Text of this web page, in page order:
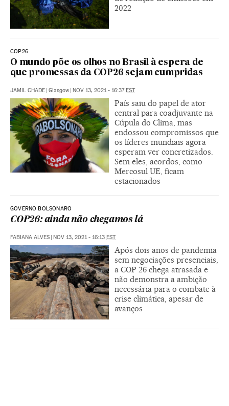
2022
COP26
O mundo põe os olhos no Brasil à espera de
que promessas da COP26 sejam cumpridas
JAMIL CHADE | Glasgow | NOV 13, 2021 - 16:37EST
País saiu do papel de ator
central para coadjuvante na
Cúpula do Clima, mas
endossou compromissos que
os líderes mundiais agora
esperam ver concretizados.
Sem eles, acordos, como
Mercosul UE, ficam
estacionados
GOVERNO BOLSONARO
COP26: ainda não chegamos lá
FABIANA ALVES | NOV 13, 2021 - 16:13 EST
Após dois anos de pandemia
sem negociações presenciais,
a COP 26 chega atrasada e
não demonstra a ambição
necessária para o combate à
crise climática, apesar de
avanços